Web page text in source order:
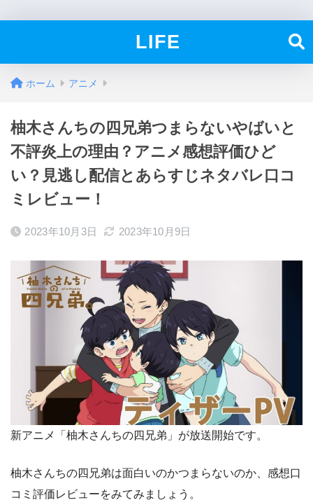
LIFE
ホーム アニメ
柚木さんちの四兄弟つまらないやばいと
不評炎上の理由？アニメ感想評価ひど
い？見逃し配信とあらすじネタバレ口コ
ミレビュー！
2023年10月3日 2023年10月9日
新アニメ「柚木さんちの四兄弟」が放送開始です。
柚木さんちの四兄弟は面白いのかつまらないのか、感想口
コミ評価レビューをみてみましょう。